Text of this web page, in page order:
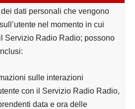
dei dati personali che vengono
nel momento in cui
Servizio Radio Radio; possono
sulle interazioni
con il Servizio Radio Radio,
data e ora delle